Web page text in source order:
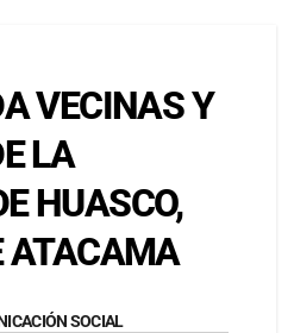
VECINAS Y
LA
HUASCO,
ATACAMA
SOCIAL